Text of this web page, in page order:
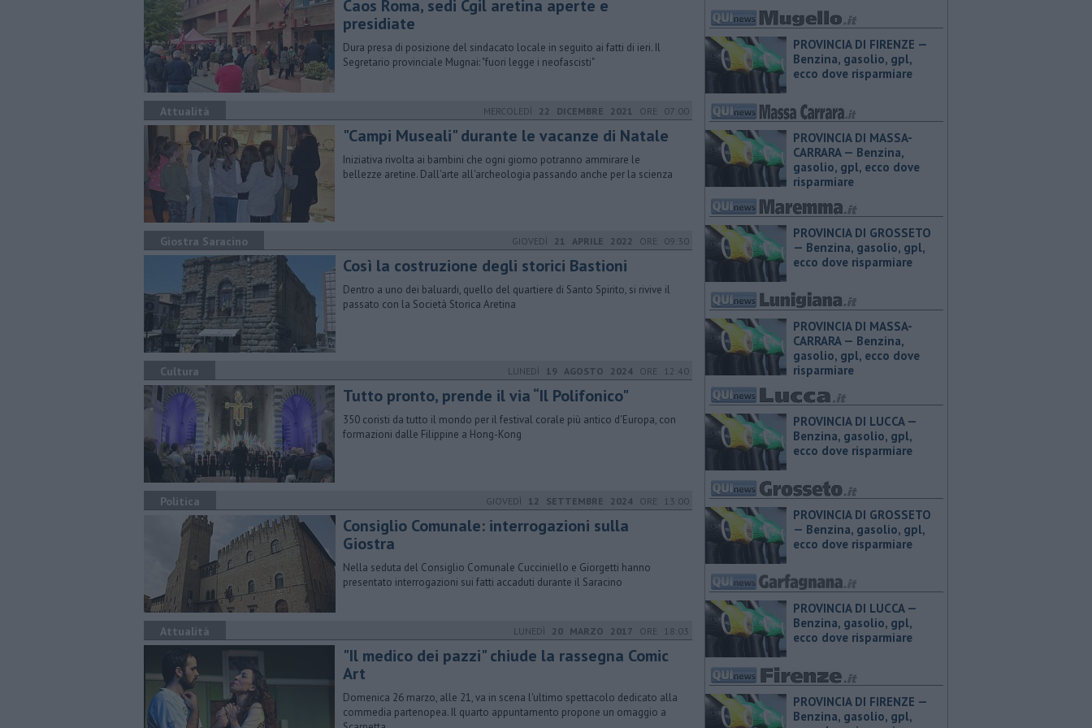
Caos Roma, sedi Cgil aretina aperte e
presidiate
Dura presa di posizione del sindacato locale in seguito ai fatti di ieri. Il
Segretario provinciale Mugnai: "fuori legge i neofascisti"
Attualità MERCOLEDÌ 22 DICEMBRE 2021 ORE 07:00
"Campi Museali" durante le vacanze di Natale
Iniziativa rivolta ai bambini che ogni giorno potranno ammirare le
bellezze aretine. Dall'arte all'archeologia passando anche per la scienza
Giostra Saracino GIOVEDÌ 21 APRILE 2022 ORE 09:30
Così la costruzione degli storici Bastioni
Dentro a uno dei baluardi, quello del quartiere di Santo Spirito, si rivive il
passato con la Società Storica Aretina
Cultura LUNEDÌ 19 AGOSTO 2024 ORE 12:40
Tutto pronto, prende il via “Il Polifonico"
350 coristi da tutto il mondo per il festival corale più antico d'Europa, con
formazioni dalle Filippine a Hong-Kong
Politica GIOVEDÌ 12 SETTEMBRE 2024 ORE 13:00
Consiglio Comunale: interrogazioni sulla
Giostra
Nella seduta del Consiglio Comunale Cucciniello e Giorgetti hanno
presentato interrogazioni sui fatti accaduti durante il Saracino
Attualità LUNEDÌ 20 MARZO 2017 ORE 18:03
"Il medico dei pazzi" chiude la rassegna Comic
Art
Domenica 26 marzo, alle 21, va in scena l'ultimo spettacolo dedicato alla
commedia partenopea. Il quarto appuntamento propone un omaggio a
PROVINCIA DI FIRENZE — ​
Benzina, gasolio, gpl,
ecco dove risparmiare
PROVINCIA DI MASSA-
CARRARA — ​Benzina,
gasolio, gpl, ecco dove
risparmiare
PROVINCIA DI GROSSETO
— ​Benzina, gasolio, gpl,
ecco dove risparmiare
PROVINCIA DI MASSA-
CARRARA — ​Benzina,
gasolio, gpl, ecco dove
risparmiare
PROVINCIA DI LUCCA — ​
Benzina, gasolio, gpl,
ecco dove risparmiare
PROVINCIA DI GROSSETO
— ​Benzina, gasolio, gpl,
ecco dove risparmiare
PROVINCIA DI LUCCA — ​
Benzina, gasolio, gpl,
ecco dove risparmiare
PROVINCIA DI FIRENZE — ​
Benzina, gasolio, gpl,